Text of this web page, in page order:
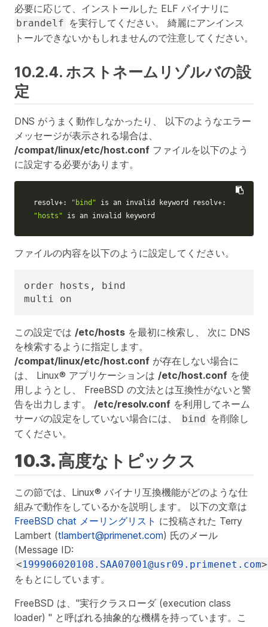
必要に応じて、インストールした ELF バイナリに
brandelf を実行してください。 綺麗にアンインス
トールできないかもしれませんので注意してください。
10.2.4. ホストネームリゾルバの設
定
DNS がうまく動作しなかったり、 以下のようなエラー
メッセージが表示される場合は、
/compat/linux/etc/host.conf ファイルを以下のよう
に設定する必要があります。
resolv+: "bind"
"hosts" is an invalid keyword
ファイルの内容を以下のように設定してください。
order hosts, bind
multi on
この設定では /etc/hosts を最初に検索し、 次に DNS
を検索するように指定します。
/compat/linux/etc/host.conf が存在しない場合に
は、 Linux® アプリケーションは /etc/host.conf を使
用しようとし、 FreeBSD の文法とは互換性がないと警
告を出力します。 /etc/resolv.conf を利用してネーム
サーバの設定をしていない場合には、
bind を削除し
てください。
10.3. 高度なトピックス
この節では、Linux® バイナリ互換機能がどのような仕
組みで動作をしているかを説明します。 以下の文章は
FreeBSD chat メーリングリスト に投稿された Terry
Lambert (tlambert@primenet.com) 氏のメール
(Message ID:
<199906020108.SAA07001@usr09.primenet.com>
をもとにしています。
FreeBSD は、"実行クラスローダ (execution class
loader) " と呼ばれる抽象的な機構を持っています。こ